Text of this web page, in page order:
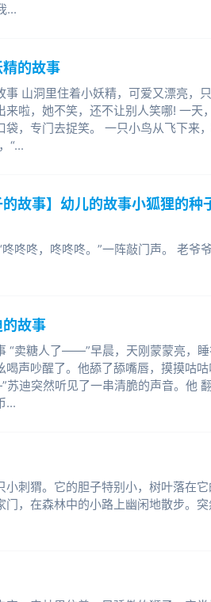
...
的故事
事 山洞里住着小妖精，可爱又漂亮，
来啦，她不笑，还不让别人笑哪! 一天
，专门去捉笑。 一只小鸟从飞下来，
“...
的故事】幼儿的故事小狐狸的种
咚咚，咚咚咚。”一阵敲门声。 老爷
故事
“卖糖人了——”早晨，天刚蒙蒙亮，
喝声吵醒了。他舔了舔嘴唇，摸摸咕
迪突然听见了一串清脆的声音。他 翻
...
小刺猬。它的胆子特别小，树叶落在
门，在森林中的小路上幽闲地散步。